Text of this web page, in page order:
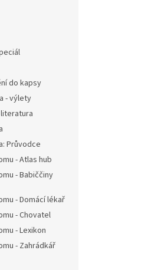
do kapsy
- výlety
Průvodce
- Atlas hub
- Babiččiny
- Domácí lékař
- Chovatel
- Lexikon
- Zahrádkář